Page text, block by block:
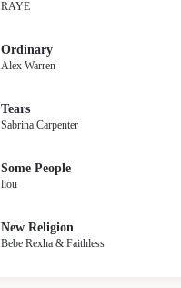
RAYE
Ordinary
Alex Warren
Tears
Sabrina Carpenter
Some People
liou
New Religion
Bebe Rexha & Faithless